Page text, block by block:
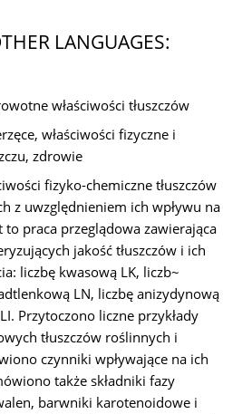
LANGUAGES:
właściwości tłuszczów
właściwości fizyczne i
zdrowie
fizyko-chemiczne tłuszczów
z uwzględnieniem ich wpływu na
to praca przeglądowa zawierająca
jakość tłuszczów i ich
liczbę kwasową LK, liczb~
LN, liczbę anizydynową
Przytoczono liczne przykłady
tłuszczów roślinnych i
czynniki wpływające na ich
także składniki fazy
barwniki karotenoidowe i